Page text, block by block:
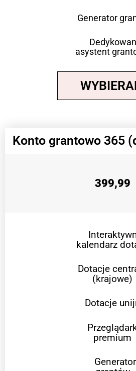
Generator
asystent
Konto grantowo 365
399,99
kalendarz
Dotacje
(krajowe)
Dotacje
premium
Generator